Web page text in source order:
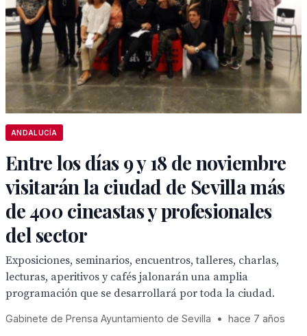
ANDALUCÍA
Entre los días 9 y 18 de noviembre
visitarán la ciudad de Sevilla más
de 400 cineastas y profesionales
del sector
Exposiciones, seminarios, encuentros, talleres, charlas,
lecturas, aperitivos y cafés jalonarán una amplia
programación que se desarrollará por toda la ciudad.
Gabinete de Prensa Ayuntamiento de Sevilla • hace 7 años